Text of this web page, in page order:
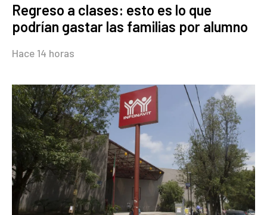
Regreso a clases: esto es lo que
podrían gastar las familias por alumno
Hace 14 horas